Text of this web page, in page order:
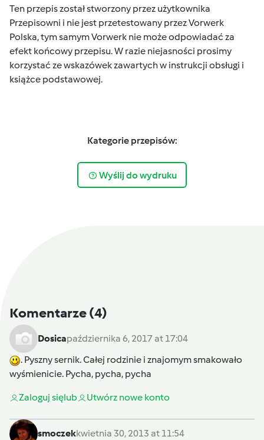
Ten przepis został stworzony przez użytkownika
Przepisowni i nie jest przetestowany przez Vorwerk
Polska, tym samym Vorwerk nie może odpowiadać za
efekt końcowy przepisu. W razie niejasności prosimy
korzystać ze wskazówek zawartych w instrukcji obsługi i
książce podstawowej.
Kategorie przepisów:
Wyślij do wydruku
Komentarze(4)
Dosicapaździernika 6, 2017 at 17:04
. Pyszny sernik. Całej rodzinie i znajomym smakowało
wyśmienicie. Pycha, pycha, pycha
Zaloguj sięlub Utwórz nowe konto
smoczekkwietnia 30, 2013 at 11:54